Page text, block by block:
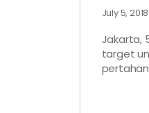
July 5, 2018
Jakarta,
target